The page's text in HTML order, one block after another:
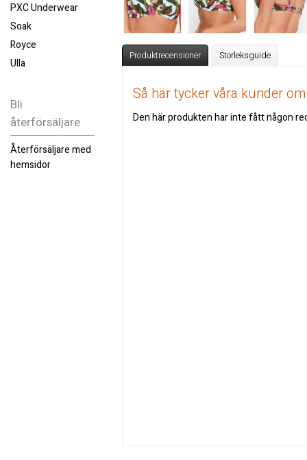
PXC Underwear
Soak
Royce
Ulla
Bli
återförsäljare
Återförsäljare med
hemsidor
Produktrecensioner Storleksguide
Så här tycker våra kunder
Den här produkten har inte fått någon